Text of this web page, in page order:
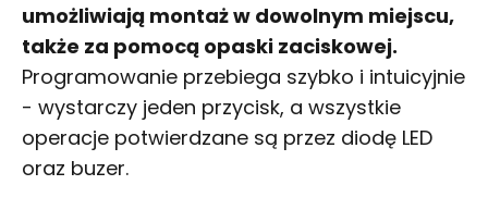
umożliwiają montaż w dowolnym miejscu,
także za pomocą opaski zaciskowej.
Programowanie przebiega szybko i intuicyjnie
- wystarczy jeden przycisk, a wszystkie
operacje potwierdzane są przez diodę LED
oraz buzer.